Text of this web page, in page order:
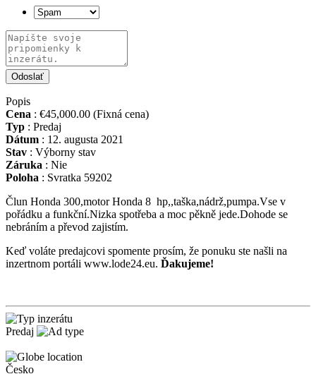
Odoslať
Popis
Cena : €45,000.00 (Fixná cena)
Typ : Predaj
Dátum : 12. augusta 2021
Stav : Výborny stav
Záruka : Nie
Poloha : Svratka 59202
Člun Honda 300,motor Honda 8 hp,,taška,nádrž,pumpa.Vse v
pořádku a funkční.Nizka spotřeba a moc pěkně jede.Dohode se
nebráním a převod zajistím.
Keď voláte predajcovi spomente prosím, že ponuku ste našli na
inzertnom portáli www.lode24.eu. Ďakujeme!
Predaj
Česko